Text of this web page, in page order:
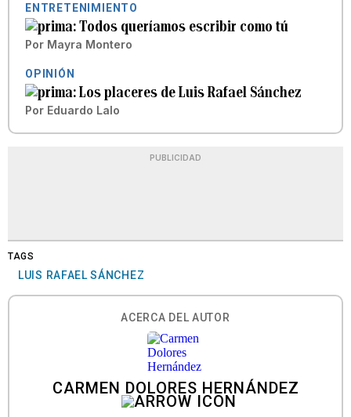
ENTRETENIMIENTO
Todos queríamos escribir como tú
Por Mayra Montero
OPINIÓN
Los placeres de Luis Rafael Sánchez
Por Eduardo Lalo
PUBLICIDAD
TAGS
LUIS RAFAEL SÁNCHEZ
ACERCA DEL AUTOR
CARMEN DOLORES HERNÁNDEZ